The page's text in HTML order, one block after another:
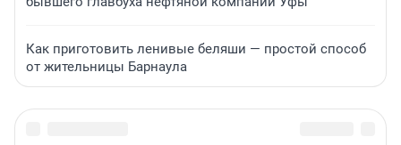
Как приготовить ленивые беляши — простой способ
от жительницы Барнаула